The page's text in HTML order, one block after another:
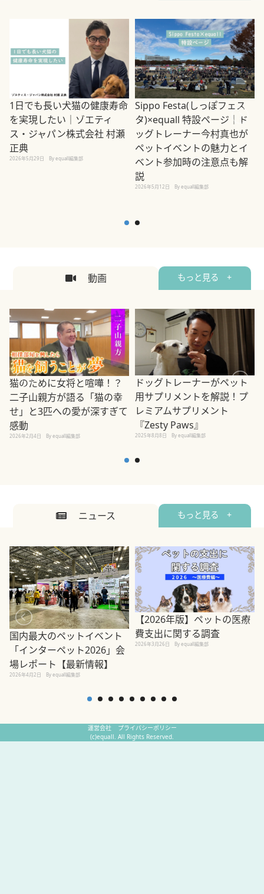
1日でも長い犬猫の健康寿命
を実現したい｜ゾエティ
ス・ジャパン株式会社 村瀬
正典
2026年5月29日 By equall編集部
Sippo Festa(しっぽフェス
タ)×equall 特設ページ｜ド
ッグトレーナー今村真也が
ペットイベントの魅力とイ
ベント参加時の注意点も解
説
2026年5月12日 By equall編集部
動画 もっと見る +
猫のために女将と喧嘩！？
二子山親方が語る「猫の幸
せ」と3匹への愛が深すぎて
感動
2026年2月4日 By equall編集部
ドッグトレーナーがペット
用サプリメントを解説！プ
レミアムサプリメント
『Zesty Paws』
2025年8月8日 By equall編集部
ニュース もっと見る +
国内最大のペットイベント
「インターペット2026」会
場レポート【最新情報】
2026年4月2日 By equall編集部
【2026年版】ペットの医療
費支出に関する調査
2026年3月26日 By equall編集部
運営会社
プライバシーポリシー
(c)equall. All Rights Reserved.